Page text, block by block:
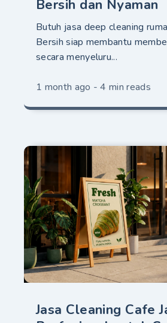
Bersih dan Nyaman
Butuh jasa deep cleaning
Bersih siap membantu
secara menyeluru...
1 month ago - 4 min reads
Jasa Cleaning Cafe